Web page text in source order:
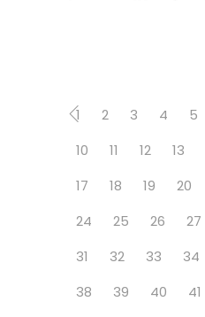
1 2 3 4 5
10
11 12 13
17
18 19 20
24
25 26 27
31
32 33 34
38
39 40 41